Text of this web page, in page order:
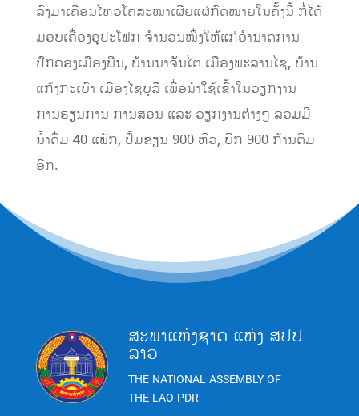
ລົງມາເຄື່ອນໄຫວໂຄສະໜາເຜີຍແຜ່ກົດໝາຍໃນຄັ້ງນີ້ ກໍ່ໄດ້
ມອບເຄື່ອງອຸປະໂຟກ ຈຳນວນໜຶ່ງໃຫ້ແກ່ອຳນາດການ
ປົກຄອງເມືອງພີນ, ບ້ານນາຈັນໄຕ ເມືອງພະລານໄຊ, ບ້ານ
ແກ້ງກະເບົາ ເມືອງໄຊບູລີ ເພື່ອນຳໃຊ້ເຂົ້າໃນວຽກງານ
ການຮຽນການ-ການສອນ ແລະ ວຽກງານຕ່າງໆ ລວມມີ
ນ້ໍາດື່ມ 40 ແພັກ, ປື້ມຂຽນ 900 ຫົວ, ບິກ 900 ກ້ານຕື່ມ
ອີກ.
ສະພາແຫ່ງຊາດ ແຫ່ງ ສປປ
ລາວ
THE NATIONAL ASSEMBLY OF
THE LAO PDR